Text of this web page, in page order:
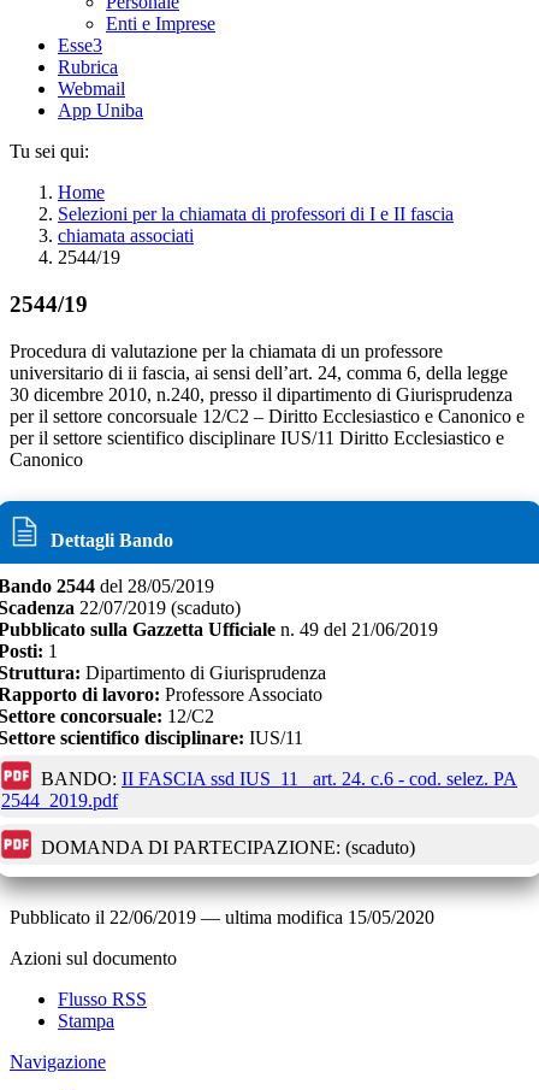
Enti e Imprese
Esse3
Rubrica
Webmail
App Uniba
Tu sei qui:
Home
Selezioni per la chiamata di professori di I e II fascia
chiamata associati
2544/19
2544/19
Procedura di valutazione per la chiamata di un professore
universitario di ii fascia, ai sensi dell’art. 24, comma 6, della legge
30 dicembre 2010, n.240, presso il dipartimento di Giurisprudenza
per il settore concorsuale 12/C2 – Diritto Ecclesiastico e Canonico e
per il settore scientifico disciplinare IUS/11 Diritto Ecclesiastico e
Canonico
Dettagli Bando
2544 del 28/05/2019
22/07/2019 (scaduto)
sulla Gazzetta Ufficiale n. 49 del 21/06/2019
1
Dipartimento di Giurisprudenza
di lavoro: Professore Associato
concorsuale: 12/C2
scientifico disciplinare: IUS/11
BANDO: II FASCIA ssd IUS_11_ art. 24. c.6 - cod. selez. PA
2544_2019.pdf
DOMANDA DI PARTECIPAZIONE: (scaduto)
Pubblicato il 22/06/2019 — ultima modifica 15/05/2020
Azioni sul documento
Flusso RSS
Stampa
Navigazione